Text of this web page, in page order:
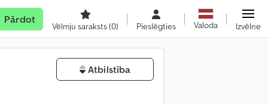
Pārdot
Vēlmju saraksts(0) Pieslēgties Valoda Izvēlne
Atbilstība